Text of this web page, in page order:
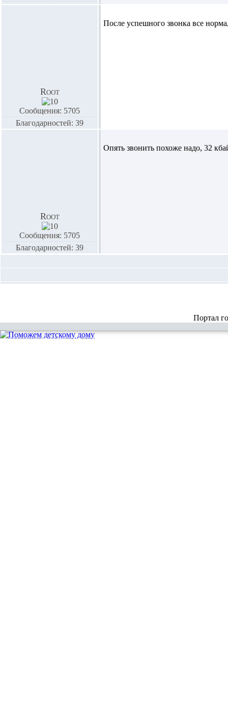
Root
Сообщения: 5705
Благодарностей: 39
После успешного звонка все
Root
Сообщения: 5705
Благодарностей: 39
Опять звонить похоже надо, 32
Портал